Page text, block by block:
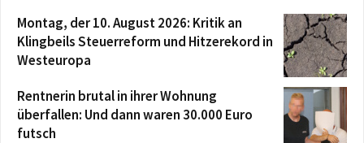
Montag, der 10. August 2026: Kritik an
Klingbeils Steuerreform und Hitzerekord in
Westeuropa
Rentnerin brutal in ihrer Wohnung
überfallen: Und dann waren 30.000 Euro
futsch